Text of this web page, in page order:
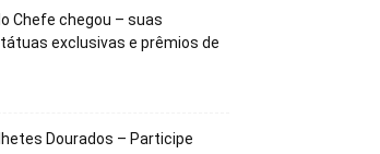
Chefe chegou – suas
exclusivas e prêmios de
Dourados – Participe